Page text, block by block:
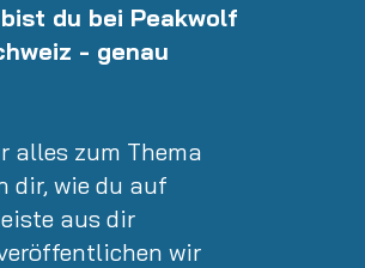
du bei Peakwolf
- genau
alles zum Thema
dir, wie du auf
aus dir
wir